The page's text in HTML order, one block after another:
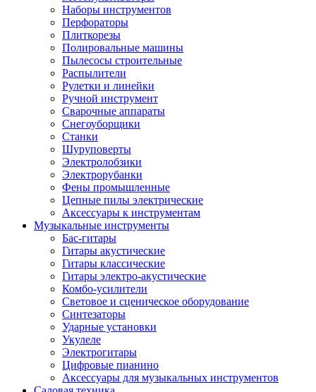
Наборы инструментов
Перфораторы
Плиткорезы
Полировальные машины
Пылесосы строительные
Распылители
Рулетки и линейки
Ручной инструмент
Сварочные аппараты
Снегоуборщики
Станки
Шуруповерты
Электролобзики
Электрорубанки
Фены промышленные
Цепные пилы электрические
Аксессуары к инструментам
Музыкальные инструменты
Бас-гитары
Гитары акустические
Гитары классические
Гитары электро-акустические
Комбо-усилители
Световое и сценическое оборудование
Синтезаторы
Ударные установки
Укулеле
Электрогитары
Цифровые пианино
Аксессуары для музыкальных инструментов